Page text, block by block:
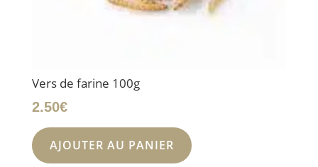
Vers de farine 100g
2.50€
AJOUTER AU PANIER